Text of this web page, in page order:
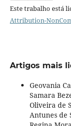
Este trabalho está
Attribution-
Artigos mais
Geovania
Samara
Oliveira de
Antunes de